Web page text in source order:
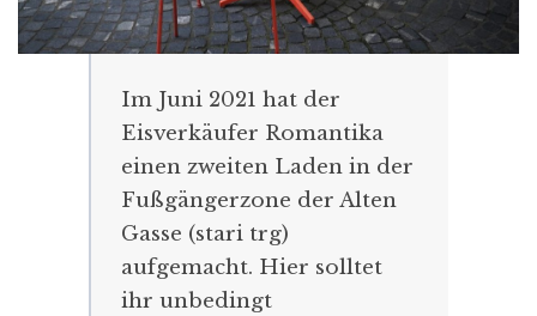
Im Juni 2021 hat der
Eisverkäufer Romantika
einen zweiten Laden in der
Fußgängerzone der Alten
Gasse (stari trg)
aufgemacht. Hier solltet
ihr unbedingt